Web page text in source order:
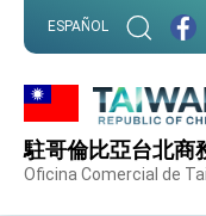
ESPAÑOL
駐哥倫比亞台北商
Oficina Comercial de
外交部